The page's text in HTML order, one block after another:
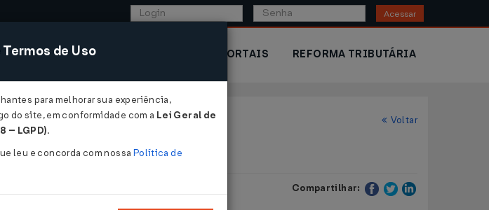
Acessar
COMÉRCIO EXTERIOR PORTAIS REFORMA TRIBUTÁRIA
Voltar
Compartilhar:
de Uso
para melhorar sua experiência,
do site, em conformidade com a Lei Geral de
– LGPD).
leu e concorda com nossa Política de